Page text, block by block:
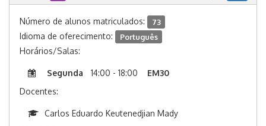
Número de alunos matriculados: 73
Idioma de oferecimento: Português
Horários/Salas:
Segunda 14:00 - 18:00
EM30
Docentes:
Carlos Eduardo Keutenedjian Mady